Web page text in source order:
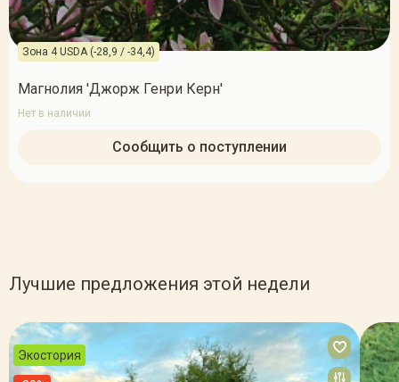
Зона 4 USDA (-28,9 / -34,4)
Магнолия 'Джорж Генри Керн'
Нет в наличии
Сообщить о поступлении
Лучшие предложения этой недели
Экостория